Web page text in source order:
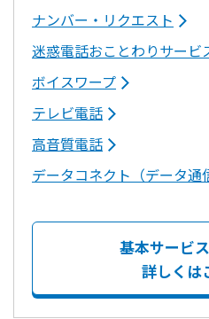
ナンバー・リクエスト
迷惑電話おことわりサービ
ボイスワープ
テレビ電話
高音質電話
データコネクト（データ通
基本サービ
詳しくは